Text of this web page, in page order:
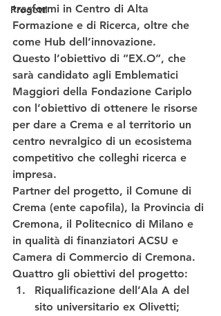
Progetti
trasformi in Centro di Alta
Formazione e di Ricerca, oltre che
come Hub dell’innovazione.
Questo l’obiettivo di ”EX.O”, che
sarà candidato agli Emblematici
Maggiori della Fondazione Cariplo
con l’obiettivo di ottenere le risorse
per dare a Crema e al territorio un
centro nevralgico di un ecosistema
competitivo che colleghi ricerca e
impresa.
Partner del progetto, il Comune di
Crema (ente capofila), la Provincia di
Cremona, il Politecnico di Milano e
in qualità di finanziatori ACSU e
Camera di Commercio di Cremona.
Quattro gli obiettivi del progetto:
Riqualificazione dell’Ala A del
sito universitario ex Olivetti;